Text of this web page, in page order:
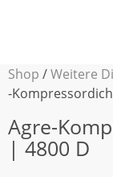
Shop /Weitere
-
Agre-
| 4800 D